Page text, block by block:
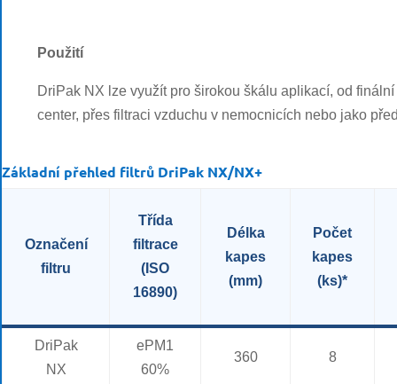
Použití
DriPak NX lze využít pro širokou škálu aplikací, od
center, přes filtraci vzduchu v nemocnicích nebo jako
Základní přehled filtrů DriPak NX/NX+
Označení
filtru
Třída
filtrace
(ISO
16890)
Délka
kapes
(mm)
Počet
kapes
(ks)*
DriPak
NX
ePM1
60%
360 8